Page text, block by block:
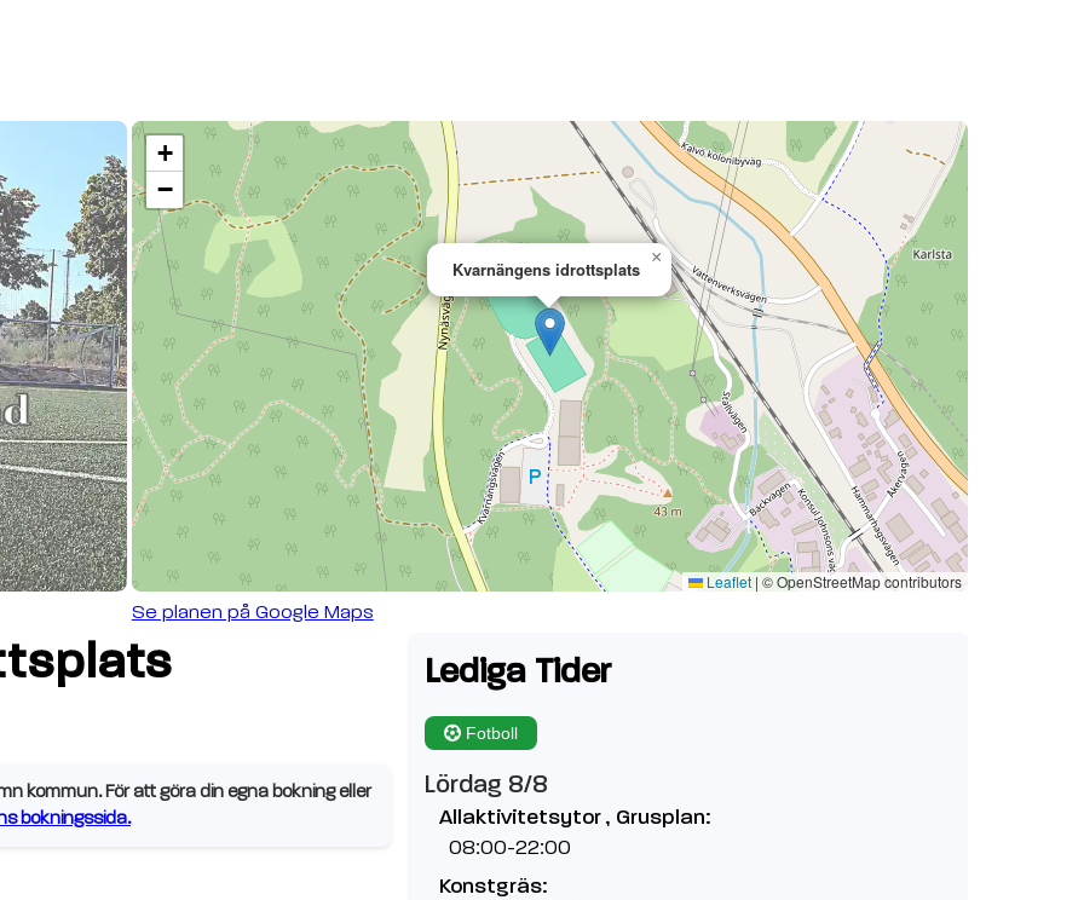
Kvarnängens idrottsplats
×
+
−
Leaflet | © OpenStreetMap contributors
Se planen på Google Maps
kommun. För att göra din egna bokning eller
bokningssida.
Lediga Tider
Fotboll
Lördag 8/8
Allaktivitetsytor , Grusplan:
08:00-22:00
Konstgräs: